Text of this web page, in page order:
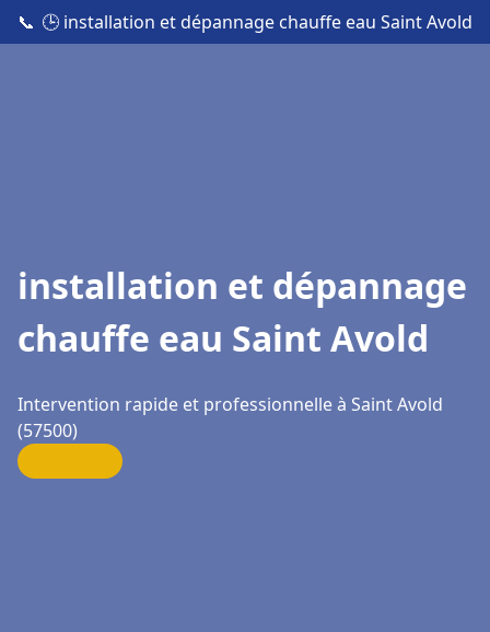
📞 🕒 installation et dépannage chauffe eau Saint Avold
installation et dépannage
chauffe eau Saint Avold
Intervention rapide et professionnelle à Saint Avold
(57500)